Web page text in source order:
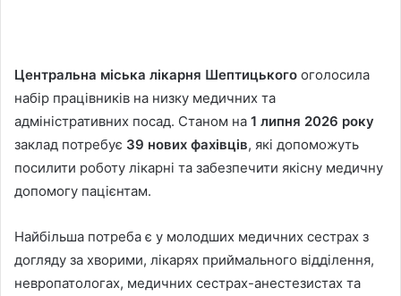
Центральна міська лікарня Шептицького оголосила
набір працівників на низку медичних та
адміністративних посад. Станом на 1 липня 2026 року
заклад потребує 39 нових фахівців, які допоможуть
посилити роботу лікарні та забезпечити якісну медичну
допомогу пацієнтам.
Найбільша потреба є у молодших медичних сестрах з
догляду за хворими, лікарях приймального відділення,
невропатологах, медичних сестрах-анестезистах та